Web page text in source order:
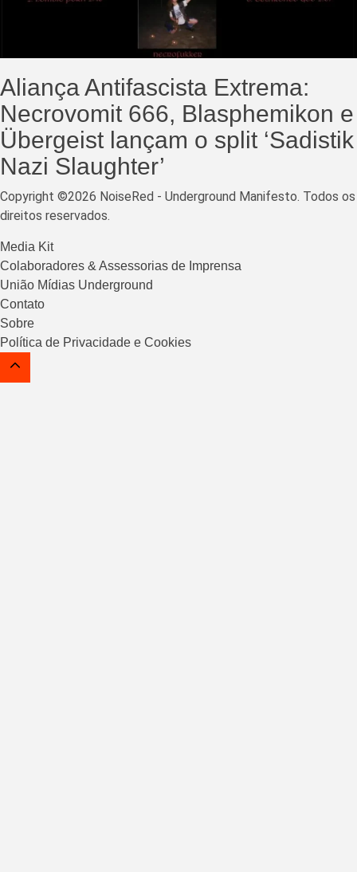
Aliança Antifascista Extrema:
Necrovomit 666, Blasphemikon e
Übergeist lançam o split ‘Sadistik
Nazi Slaughter’
Copyright ©2026 NoiseRed - Underground Manifesto. Todos os
direitos reservados.
Media Kit
Colaboradores & Assessorias de Imprensa
União Mídias Underground
Contato
Sobre
Política de Privacidade e Cookies